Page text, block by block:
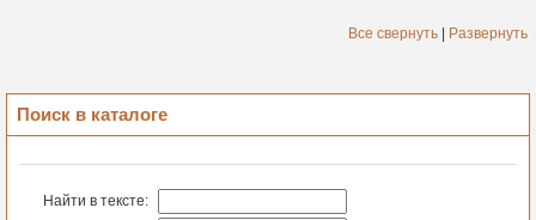
Все свернуть Развернуть
Поиск в каталоге
Найти в тексте: